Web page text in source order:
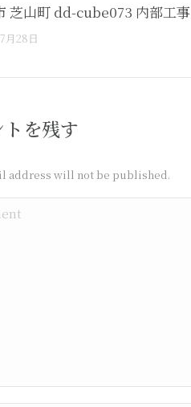
芝山町 dd-cube073 内部工事
月28日
トを残す
address will not be published.